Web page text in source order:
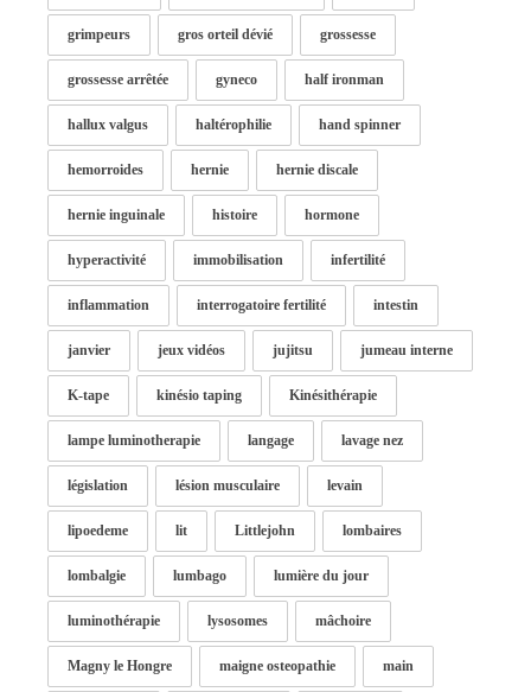
grimpeurs gros orteil dévié grossesse
grossesse arrêtée gyneco half ironman
hallux valgus haltérophilie hand spinner
hemorroides hernie hernie discale
hernie inguinale histoire hormone
hyperactivité immobilisation infertilité
inflammation interrogatoire fertilité intestin
janvier jeux vidéos jujitsu jumeau interne
K-tape kinésio taping Kinésithérapie
lampe luminotherapie langage lavage nez
législation lésion musculaire levain
lipoedeme lit Littlejohn lombaires
lombalgie lumbago lumière du jour
luminothérapie lysosomes mâchoire
Magny le Hongre maigne osteopathie main